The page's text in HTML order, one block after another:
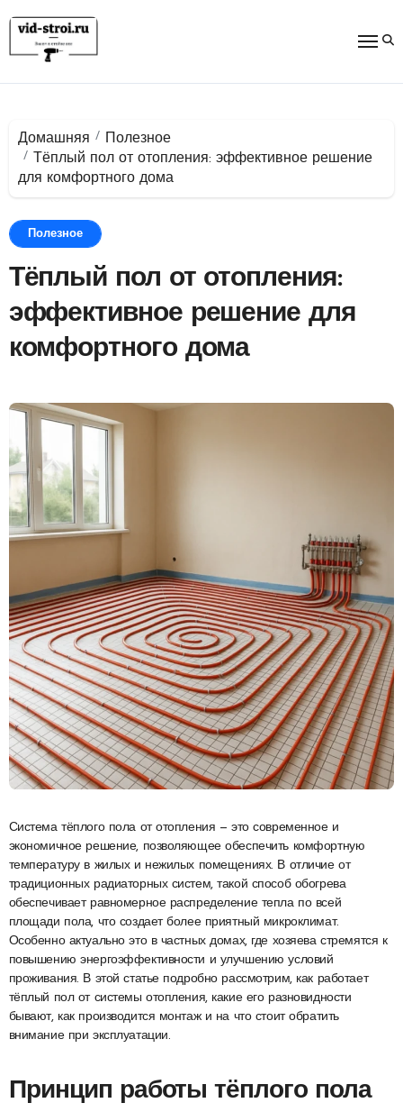
содержимому
Домашняя
Полезное
Тёплый пол от отопления: эффективное решение
для комфортного дома
Полезное
Тёплый пол от отопления:
эффективное решение для
комфортного дома
Система тёплого пола от отопления — это современное и
экономичное решение, позволяющее обеспечить комфортную
температуру в жилых и нежилых помещениях. В отличие от
традиционных радиаторных систем, такой способ обогрева
обеспечивает равномерное распределение тепла по всей
площади пола, что создает более приятный микроклимат.
Особенно актуально это в частных домах, где хозяева стремятся к
повышению энергоэффективности и улучшению условий
проживания. В этой статье подробно рассмотрим, как работает
тёплый пол от системы отопления, какие его разновидности
бывают, как производится монтаж и на что стоит обратить
внимание при эксплуатации.
Принцип работы тёплого пола